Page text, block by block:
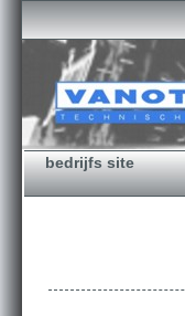
bedrijfs site